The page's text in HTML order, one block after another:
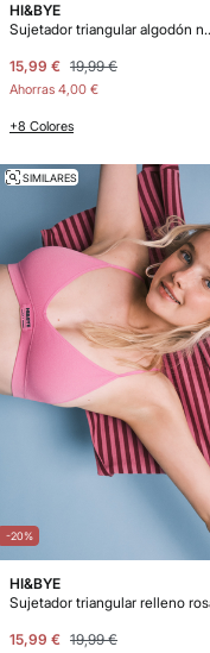
HI&BYE
Sujetador
15,99 € 19,99 €
Ahorras 4,00 €
+8 Colores
-20%
SIMILARES
HI&BYE
Sujetador triangular relleno
15,99 € 19,99 €